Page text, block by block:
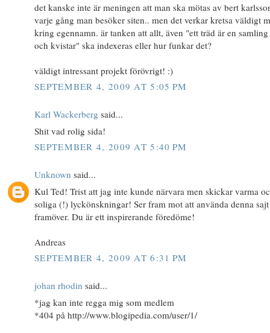
det kanske inte är meningen att man ska mötas av bert
varje gång man besöker siten.. men det verkar kretsa väldigt
kring egennamn. är tanken att allt, även "ett träd är en
och kvistar" ska indexeras eller hur funkar det?
väldigt intressant projekt förövrigt! :)
SEPTEMBER 4, 2009 AT 5:05 PM
Karl Wackerberg said...
Shit vad rolig sida!
SEPTEMBER 4, 2009 AT 5:40 PM
Unknown said...
Kul Ted! Trist att jag inte kunde närvara men skickar varma
soliga (!) lyckönskningar! Ser fram mot att använda denna sajt
framöver. Du är ett inspirerande föredöme!
Andreas
SEPTEMBER 4, 2009 AT 6:31 PM
johan rhodin said...
*jag kan inte regga mig som medlem
*404 på http://www.blogipedia.com/user/1/